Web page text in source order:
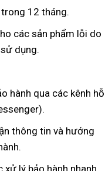
12 tháng.
các sản phẩm lỗi do
dụng.
hành qua các kênh hỗ
thông tin và hướng
xử lý bảo hành nhanh